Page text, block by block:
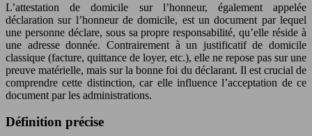
L’attestation de domicile sur l’honneur, également appelée
déclaration sur l’honneur de domicile, est un document par lequel
une personne déclare, sous sa propre responsabilité, qu’elle réside à
une adresse donnée. Contrairement à un justificatif de domicile
classique (facture, quittance de loyer, etc.), elle ne repose pas sur une
preuve matérielle, mais sur la bonne foi du déclarant. Il est crucial de
comprendre cette distinction, car elle influence l’acceptation de ce
document par les administrations.
Définition précise